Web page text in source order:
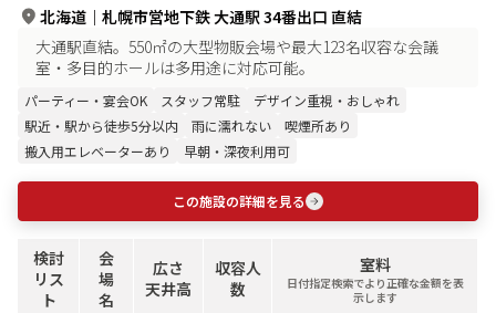
北海道 ｜ 札幌市営地下鉄 大通駅 34番出口 直結
大通駅直結。550㎡の大型物販会場や最大123名収容な会議
室・多目的ホールは多用途に対応可能。
パーティー・宴会OK スタッフ常駐
デザイン重視・おしゃれ
駅近・駅から徒歩5分以内
雨に濡れない
喫煙所あり
搬入用エレベーターあり
早朝・深夜利用可
この施設の詳細を見る
検討
リス
ト
会
場
名
広さ
天井高
収容人
数
室料
日付指定検索でより正確な金額を表
示します